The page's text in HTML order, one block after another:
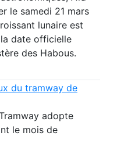
le samedi 21 mars
lunaire est
date officielle
des Habous.
du tramway de
adopte
le mois de